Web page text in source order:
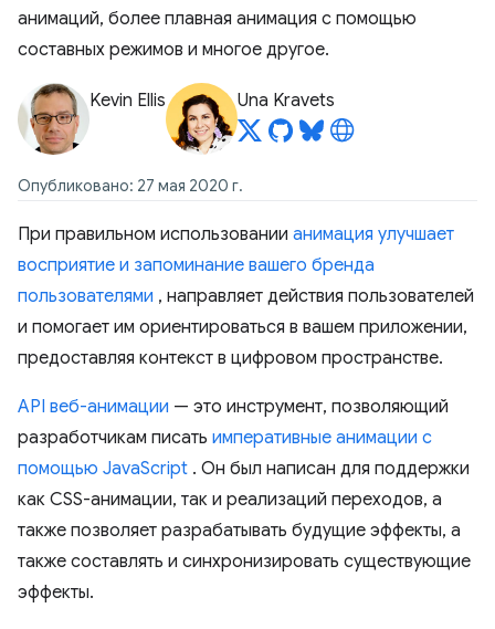
анимаций, более плавная анимация с помощью
составных режимов и многое другое.
Kevin Ellis Una Kravets
Опубликовано: 27 мая 2020 г.
При правильном использовании анимация улучшает
восприятие и запоминание вашего бренда
пользователями , направляет действия пользователей
и помогает им ориентироваться в вашем приложении,
предоставляя контекст в цифровом пространстве.
API веб-анимации — это инструмент, позволяющий
разработчикам писать императивные анимации с
помощью JavaScript . Он был написан для поддержки
как CSS-анимации, так и реализаций переходов, а
также позволяет разрабатывать будущие эффекты, а
также составлять и синхронизировать существующие
эффекты.